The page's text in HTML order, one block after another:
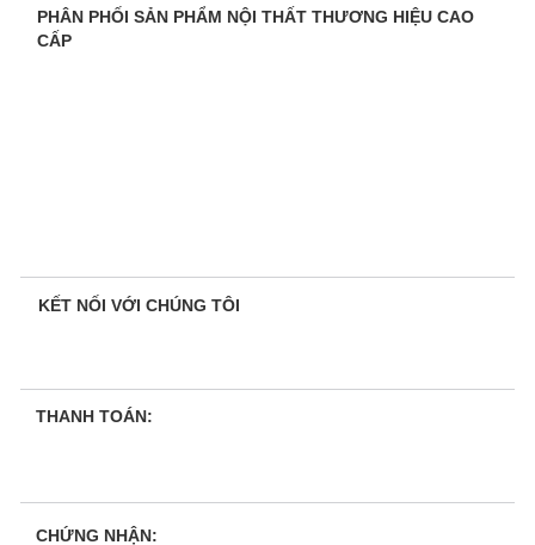
PHÂN PHỐI SẢN PHẨM NỘI THẤT THƯƠNG HIỆU CAO
CẤP
KẾT NỐI VỚI CHÚNG TÔI
THANH TOÁN:
CHỨNG NHẬN: